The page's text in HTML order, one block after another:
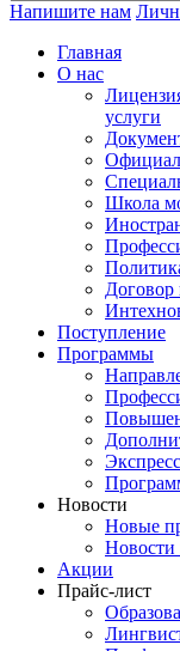
Напишите нам
Главная
О нас
услуги
Школа
Поступление
Программы
Новости
Новые
Новости
Акции
Прайс-лист